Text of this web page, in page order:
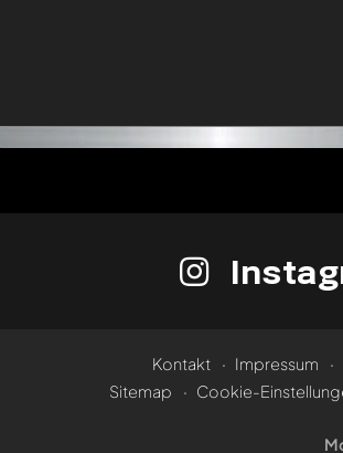
Kontakt Impressum
Sitemap
Cookie-